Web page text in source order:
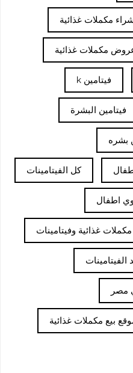
مكملات غذائية
مكملات غذائية
فيتامين k
فيتامين البشرة
بشره
كل الفيتامينات
اطفال
مكملات غذائية وفيتامينات
الفيتامينات
مصر
بيع مكملات غذائية